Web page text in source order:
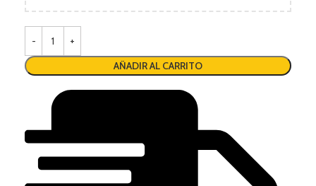
AÑADIR AL CARRITO